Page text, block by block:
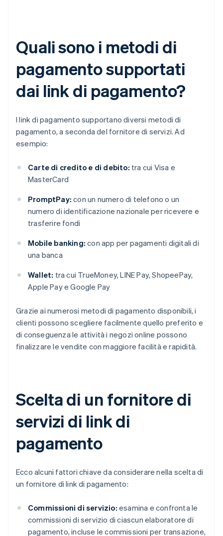
Quali sono i metodi di
pagamento supportati
dai link di pagamento?
I link di pagamento supportano diversi metodi di
pagamento, a seconda del fornitore di servizi. Ad
esempio:
Carte di credito e di debito: tra cui Visa e
MasterCard
PromptPay: con un numero di telefono o un
numero di identificazione nazionale per ricevere e
trasferire fondi
Mobile banking: con app per pagamenti digitali di
una banca
Wallet: tra cui TrueMoney, LINE Pay, ShopeePay,
Apple Pay e Google Pay
Grazie ai numerosi metodi di pagamento disponibili, i
clienti possono scegliere facilmente quello preferito e
di conseguenza le attività i negozi online possono
finalizzare le vendite con maggiore facilità e rapidità.
Scelta di un fornitore di
servizi di link di
pagamento
Ecco alcuni fattori chiave da considerare nella scelta di
un fornitore di link di pagamento:
Commissioni di servizio: esamina e confronta le
commissioni di servizio di ciascun elaboratore di
pagamento, incluse le commissioni per transazione,